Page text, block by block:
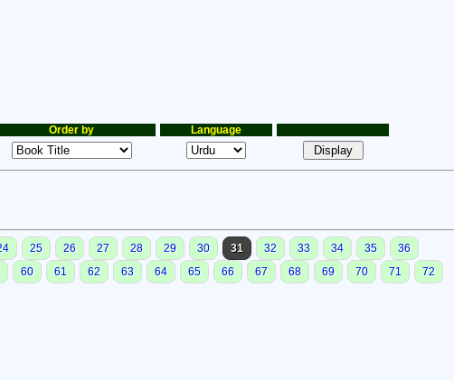
Order by Language
25 26 27 28 29 30 31 32 33 34 35
36
60 61 62 63 64 65 66 67 68 69 70 71
72